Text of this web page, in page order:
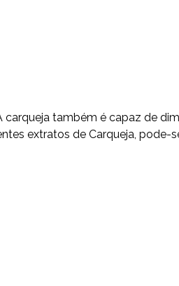
carqueja também é capaz de
extratos de Carqueja, pode-